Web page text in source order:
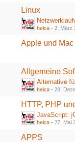
Linux
heica - 2. März
Apple und Mac
Allgemeine
heica - 28.
HTTP, PHP
JavaScript:
heica - 27. Mai
APPS